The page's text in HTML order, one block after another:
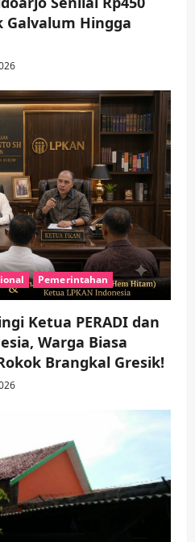
Galvalum Hingga
Pemerintahan
Ketua PERADI dan
Warga Biasa
Brangkal Gresik!